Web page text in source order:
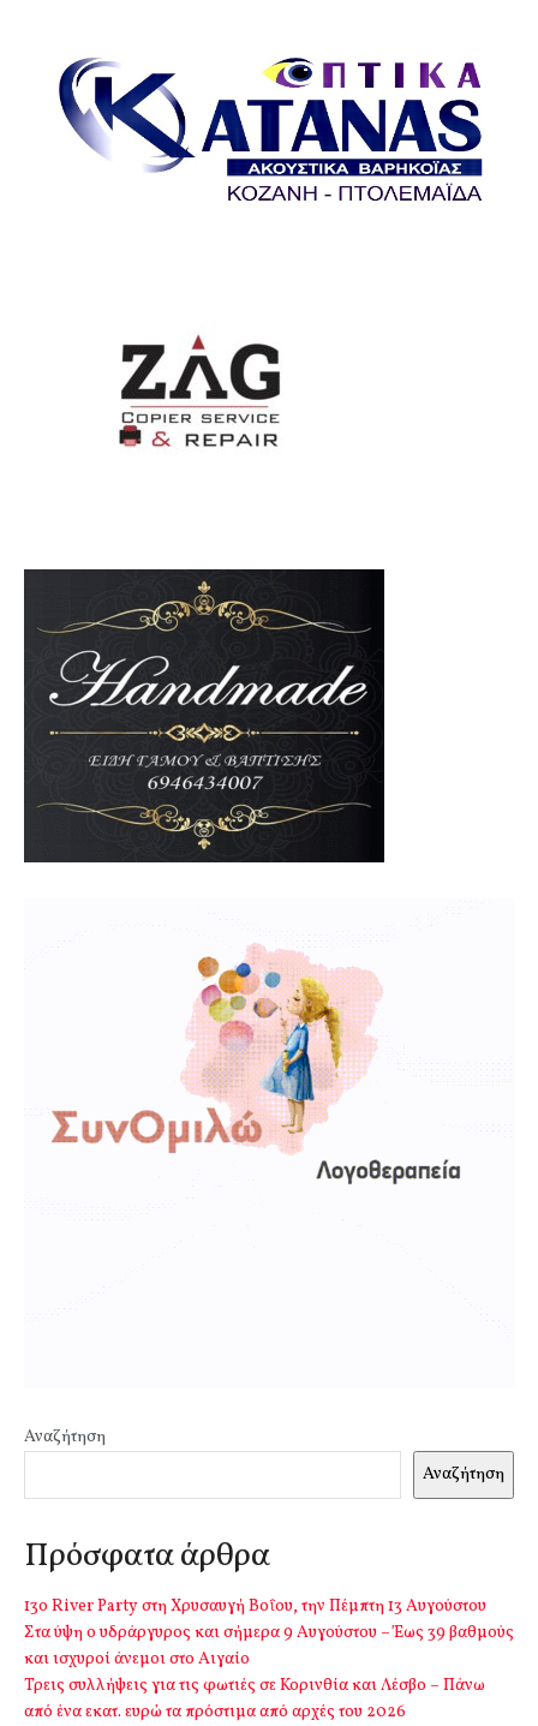
Αναζήτηση
Αναζήτηση
Πρόσφατα άρθρα
13o River Party στη Χρυσαυγή Βοΐου, την Πέμπτη 13 Αυγούστου
Στα ύψη ο υδράργυρος και σήμερα 9 Αυγούστου – Έως 39 βαθμούς
και ισχυροί άνεμοι στο Αιγαίο
Τρεις συλλήψεις για τις φωτιές σε Κορινθία και Λέσβο – Πάνω
από ένα εκατ. ευρώ τα πρόστιμα από αρχές του 2026